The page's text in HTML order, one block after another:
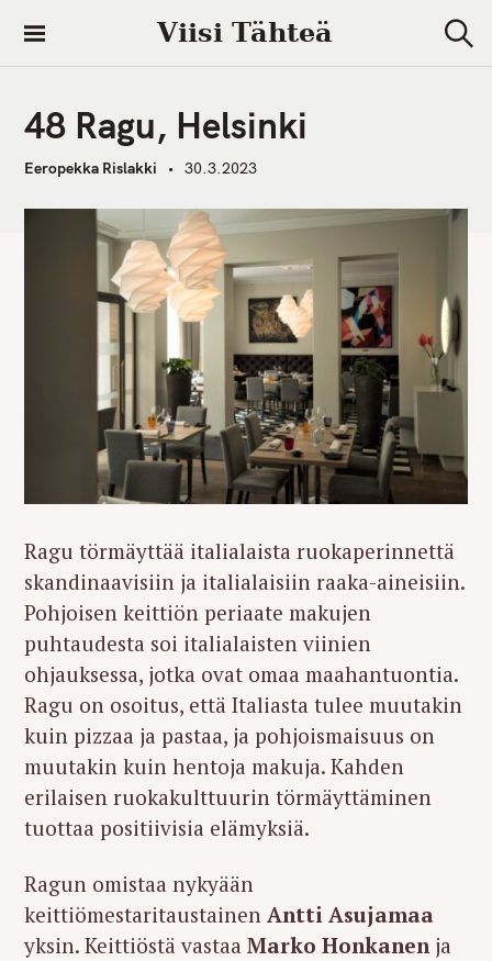
i
Viisi Tähteä
e
48 Ragu, Helsinki
Eeropekka Rislakki 30.3.2023
Ragu törmäyttää italialaista ruokaperinnettä
skandinaavisiin ja italialaisiin raaka-aineisiin.
Pohjoisen keittiön periaate makujen
puhtaudesta soi italialaisten viinien
ohjauksessa, jotka ovat omaa maahantuontia.
Ragu on osoitus, että Italiasta tulee muutakin
kuin pizzaa ja pastaa, ja pohjoismaisuus on
muutakin kuin hentoja makuja. Kahden
erilaisen ruokakulttuurin törmäyttäminen
tuottaa positiivisia elämyksiä.
Ragun omistaa nykyään
keittiömestaritaustainen Antti Asujamaa
yksin. Keittiöstä vastaa Marko Honkanen ja